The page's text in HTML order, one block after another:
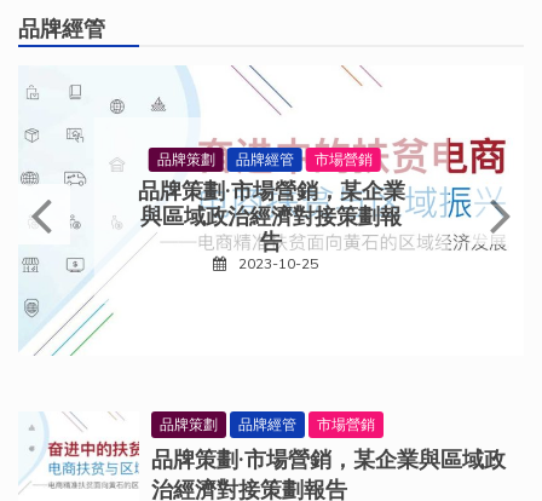
品牌經管
品牌策劃 品牌經管 市場營銷
品牌策劃·市場營銷，某企業
與區域政治經濟對接策劃報
告
2023-10-25
品牌策劃 品牌經管 市場營銷
品牌策劃·市場營銷，某企業與區域政
治經濟對接策劃報告